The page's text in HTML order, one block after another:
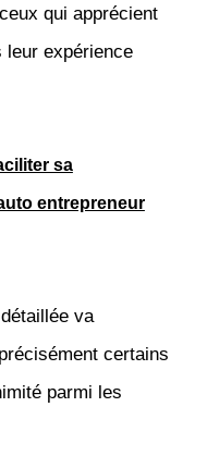
qui apprécient
leur expérience
sa
entrepreneur
va
certains
parmi les